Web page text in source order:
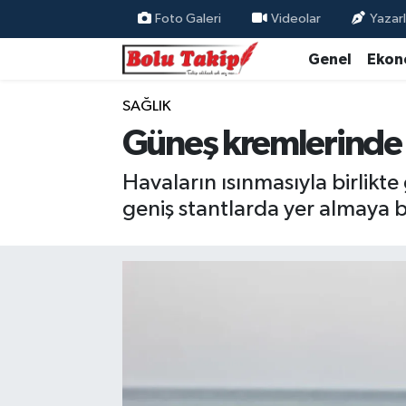
Foto Galeri Videolar
Genel
SAĞLIK
Güneş
Havaların ısınmasıyla
geniş stantlarda yer almaya